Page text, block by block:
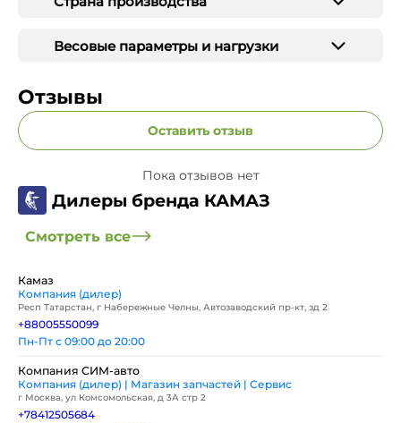
Весовые параметры и нагрузки
Отзывы
Оставить отзыв
Пока отзывов нет
Дилеры бренда КАМАЗ
Смотреть все
Камаз
Компания (дилер)
Респ Татарстан, г Набережные Челны, Автозаводский пр-кт, зд 2
+88005550099
Пн-Пт с 09:00 до 20:00
Компания СИМ-авто
Компания (дилер) | Магазин запчастей | Сервис
г Москва, ул Комсомольская, д 3А стр 2
+78412505684